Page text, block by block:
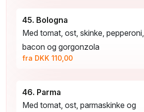
45. Bologna
Med tomat, ost, skinke, pepperoni,
bacon og gorgonzola
fra DKK 110,00
46. Parma
Med tomat, ost, parmaskinke og